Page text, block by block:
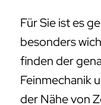
Für Sie ist es
besonders
finden der
Feinmechanik
der Nähe von